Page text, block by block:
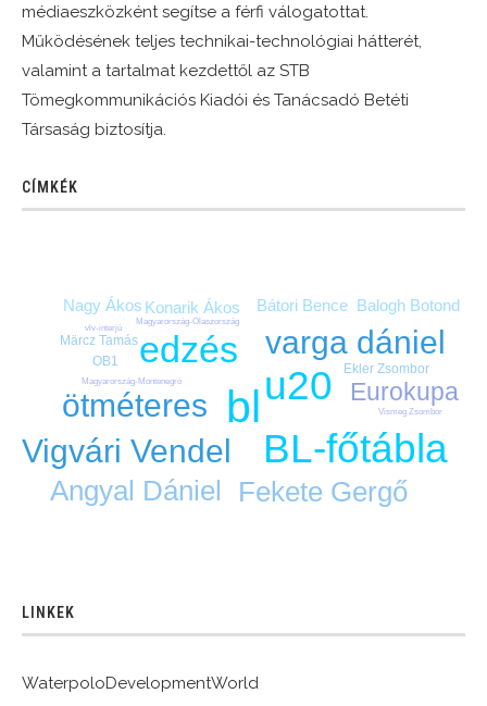
médiaeszközként segítse a férfi válogatottat.
Működésének teljes technikai-technológiai hátterét,
valamint a tartalmat kezdettől az STB
Tömegkommunikációs Kiadói és Tanácsadó Betéti
Társaság biztosítja.
CÍMKÉK
bl
BL-főtábla
u20
edzés varga dániel
Vigvári Vendel
ötméteres
Angyal Dániel Fekete Gergő
Eurokupa
Balogh Botond
Bátori Bence
Konarik Ákos
Nagy Ákos
Ekler Zsombor
Märcz Tamás
OB1
Magyarország-Montenegró
Magyarország-Olaszország
Vismeg Zsombor
vlv-interjú
LINKEK
WaterpoloDevelopmentWorld